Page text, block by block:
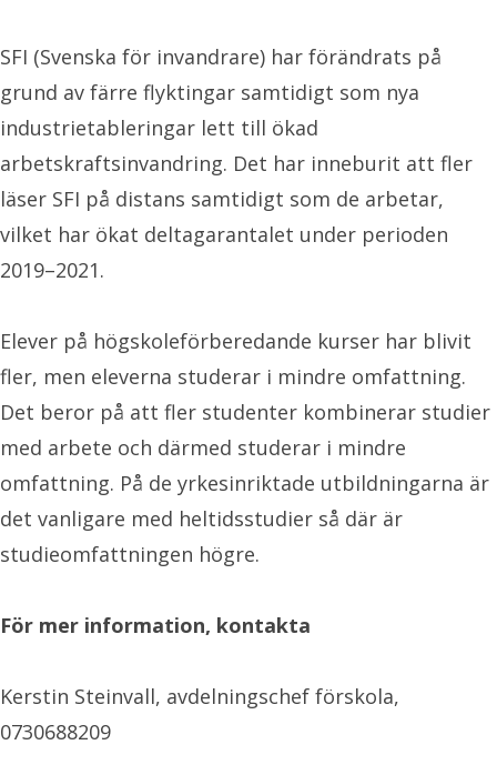
SFI (Svenska för invandrare) har förändrats på
grund av färre flyktingar samtidigt som nya
industrietableringar lett till ökad
arbetskraftsinvandring. Det har inneburit att fler
läser SFI på distans samtidigt som de arbetar,
vilket har ökat deltagarantalet under perioden
2019–2021.
Elever på högskoleförberedande kurser har blivit
fler, men eleverna studerar i mindre omfattning.
Det beror på att fler studenter kombinerar studier
med arbete och därmed studerar i mindre
omfattning. På de yrkesinriktade utbildningarna är
det vanligare med heltidsstudier så där är
studieomfattningen högre.
För mer information, kontakta
Kerstin Steinvall, avdelningschef förskola,
0730688209